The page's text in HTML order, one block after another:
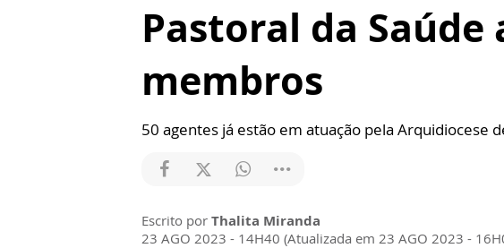
Pastoral da
membros
50 agentes já estão em atuação pela Arquidiocese
Escrito por Thalita Miranda
23 AGO 2023 - 14H40 (Atualizada em 23 AGO 2023 -